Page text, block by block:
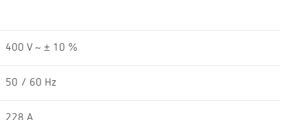
400 V ~ ± 10 %
50 / 60 Hz
228 A